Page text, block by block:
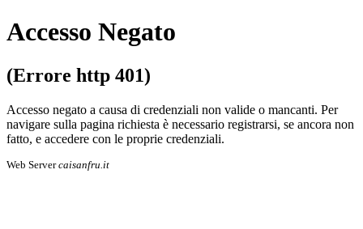
Accesso Negato
(Errore http 401)
Accesso negato a causa di credenziali non valide o mancanti. Per
navigare sulla pa­gi­na richiesta è necessario registrarsi, se an­co­ra non
fatto, e accedere con le proprie cre­den­zia­li.
Web Servercaisanfru.it